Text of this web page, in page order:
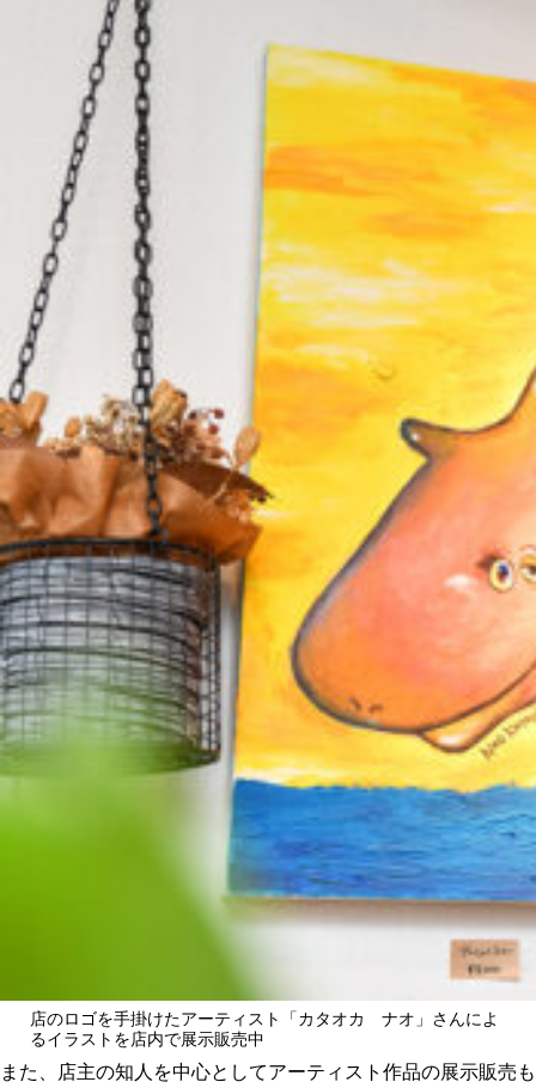
店のロゴを手掛けたアーティスト「カタオカ ナオ」さんによ
るイラストを店内で展示販売中
また、店主の知人を中心としてアーティスト作品の展示販売も